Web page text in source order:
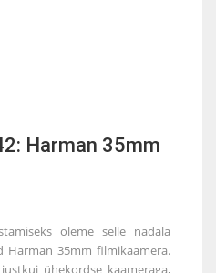
Harman 35mm
oleme selle nädala
Harman 35mm filmikaamera.
ühekordse kaameraga,